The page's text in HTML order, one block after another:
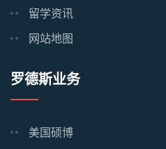
留学资讯
网站地图
罗德斯业务
美国硕博